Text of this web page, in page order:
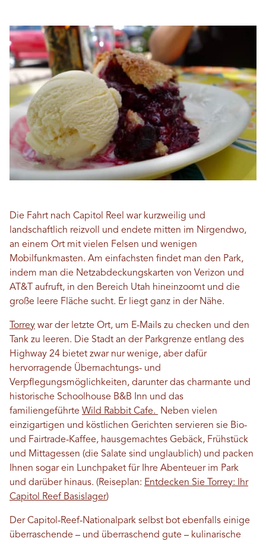
Die Fahrt nach Capitol Reel war kurzweilig und
landschaftlich reizvoll und endete mitten im Nirgendwo,
an einem Ort mit vielen Felsen und wenigen
Mobilfunkmasten. Am einfachsten findet man den Park,
indem man die Netzabdeckungskarten von Verizon und
AT&T aufruft, in den Bereich Utah hineinzoomt und die
große leere Fläche sucht. Er liegt ganz in der Nähe.
Torrey war der letzte Ort, um E-Mails zu checken und den
Tank zu leeren. Die Stadt an der Parkgrenze entlang des
Highway 24 bietet zwar nur wenige, aber dafür
hervorragende Übernachtungs- und
Verpflegungsmöglichkeiten, darunter das charmante und
historische Schoolhouse B&B Inn und das
familiengeführte Wild Rabbit Cafe.
Neben vielen
einzigartigen und köstlichen Gerichten servieren sie Bio-
und Fairtrade-Kaffee, hausgemachtes Gebäck, Frühstück
und Mittagessen (die Salate sind unglaublich) und packen
Ihnen sogar ein Lunchpaket für Ihre Abenteuer im Park
und darüber hinaus. (Reiseplan: Entdecken Sie Torrey: Ihr
Capitol Reef Basislager)
Der Capitol-Reef-Nationalpark selbst bot ebenfalls einige
überraschende – und überraschend gute – kulinarische